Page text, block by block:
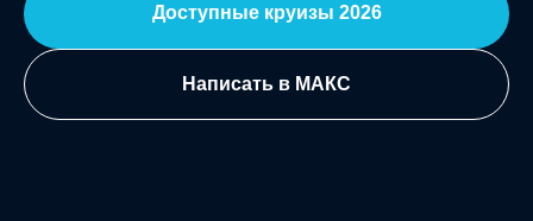
Доступные круизы 2026
Написать в МАКС